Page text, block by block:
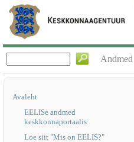
Andmed
Avaleht
EELISe andmed
keskkonnaportaalis
Loe siit "Mis on EELIS?"